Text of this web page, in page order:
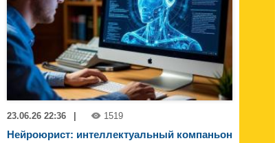
23.06.26 22:36 1519
Нейроюрист: интеллектуальный компаньон